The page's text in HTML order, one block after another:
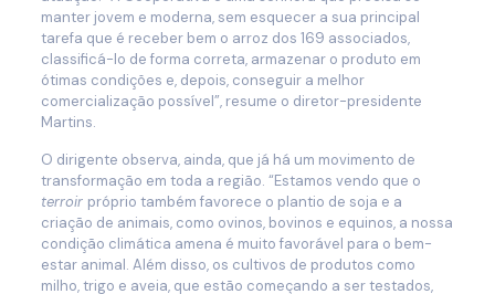
manter jovem e moderna, sem esquecer a sua principal
tarefa que é receber bem o arroz dos 169 associados,
classificá-lo de forma correta, armazenar o produto em
ótimas condições e, depois, conseguir a melhor
comercialização possível”, resume o diretor-presidente
Martins.
O dirigente observa, ainda, que já há um movimento de
transformação em toda a região. “Estamos vendo que o
terroir próprio também favorece o plantio de soja e a
criação de animais, como ovinos, bovinos e equinos, a nossa
condição climática amena é muito favorável para o bem-
estar animal. Além disso, os cultivos de produtos como
milho, trigo e aveia, que estão começando a ser testados,